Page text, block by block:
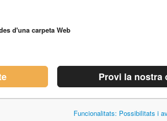
d'una carpeta Web
Provi la nostra
Funcionalitats: Possibilitats i